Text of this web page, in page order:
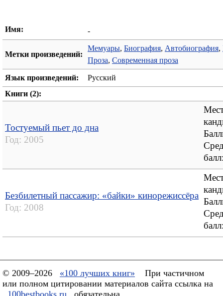
Имя: -
Метки произведений:
Мемуары, Биография, Автобиография,
Проза, Современная проза
Язык произведений:
Русский
Книги (2):
Тостуемый пьет до дна
Год: 2005
Безбилетный пассажир: «байки» кинорежиссёра
Год: 2008
© 2009–2026 «100 лучших книг»
При частичном
или полном цитировании материалов сайта ссылка на
100bestbooks.ru
обязательна